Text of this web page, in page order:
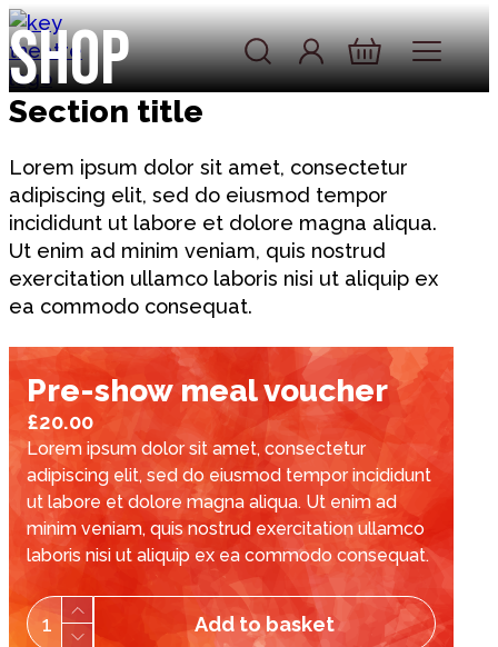
Skip to content
Account
Log In
Basket
Shop
Section title
Lorem ipsum dolor sit amet, consectetur
adipiscing elit, sed do eiusmod tempor
incididunt ut labore et dolore magna aliqua.
Ut enim ad minim veniam, quis nostrud
exercitation ullamco laboris nisi ut aliquip ex
ea commodo consequat.
Pre-show meal voucher
£20.00
Lorem ipsum dolor sit amet, consectetur
adipiscing elit, sed do eiusmod tempor incididunt
ut labore et dolore magna aliqua. Ut enim ad
minim veniam, quis nostrud exercitation ullamco
laboris nisi ut aliquip ex ea commodo consequat.
1 Add to basket